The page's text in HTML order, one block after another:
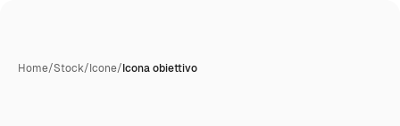
Home/Stock/Icone/Icona obiettivo